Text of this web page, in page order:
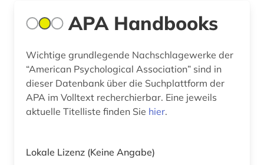
APA Handbooks
Wichtige grundlegende Nachschlagewerke der
“American Psychological Association” sind in
dieser Datenbank über die Suchplattform der
APA im Volltext recherchierbar. Eine jeweils
aktuelle Titelliste finden Sie hier.
Lokale Lizenz (Keine Angabe)